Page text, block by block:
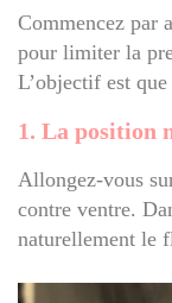
Commencez par
pour limiter la
L’objectif est
1. La position
Allongez-vous
contre ventre.
naturellement le